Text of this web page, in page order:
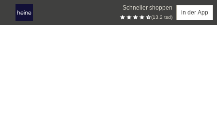
Schneller shoppen
(13.2 tsd)
in der App